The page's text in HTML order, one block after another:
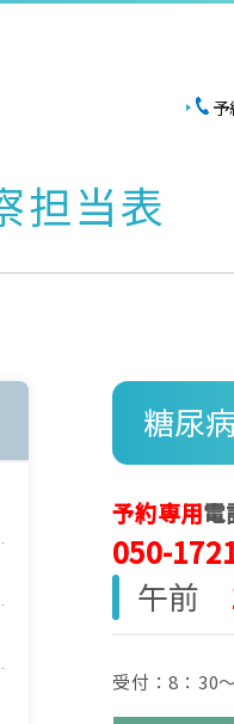
担当表
糖尿
予約専用電
050-
午前
受付：8：30